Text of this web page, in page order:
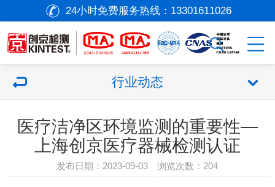
24小时免费服务热线： 13301611026
行业动态
医疗洁净区环境监测的重要性—
上海创京医疗器械检测认证
发布日期：2023-09-03 浏览次数： 204